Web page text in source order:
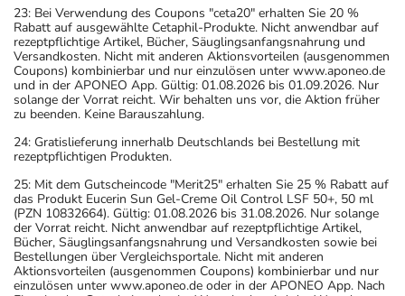
23: Bei Verwendung des Coupons "ceta20" erhalten Sie 20 %
Rabatt auf ausgewählte Cetaphil-Produkte. Nicht anwendbar auf
rezeptpflichtige Artikel, Bücher, Säuglingsanfangsnahrung und
Versandkosten. Nicht mit anderen Aktionsvorteilen (ausgenommen
Coupons) kombinierbar und nur einzulösen unter www.aponeo.de
und in der APONEO App. Gültig: 01.08.2026 bis 01.09.2026. Nur
solange der Vorrat reicht. Wir behalten uns vor, die Aktion früher
zu beenden. Keine Barauszahlung.
24: Gratislieferung innerhalb Deutschlands bei Bestellung mit
rezeptpflichtigen Produkten.
25: Mit dem Gutscheincode "Merit25" erhalten Sie 25 % Rabatt auf
das Produkt Eucerin Sun Gel-Creme Oil Control LSF 50+, 50 ml
(PZN 10832664). Gültig: 01.08.2026 bis 31.08.2026. Nur solange
der Vorrat reicht. Nicht anwendbar auf rezeptpflichtige Artikel,
Bücher, Säuglingsanfangsnahrung und Versandkosten sowie bei
Bestellungen über Vergleichsportale. Nicht mit anderen
Aktionsvorteilen (ausgenommen Coupons) kombinierbar und nur
einzulösen unter www.aponeo.de oder in der APONEO App. Nach